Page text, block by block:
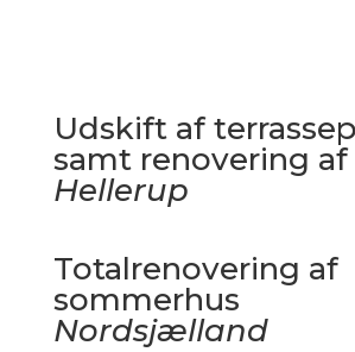
Udskift af
samt renovering af
Hellerup
Totalrenovering af
sommerhus
Nordsjælland